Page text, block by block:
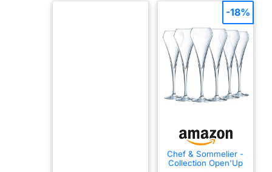
Chef & Sommelier -
Collection Open'Up
-18%